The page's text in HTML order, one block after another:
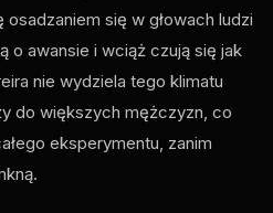
się w głowach ludzi
o awansie i wciąż czują się jak
nie wydziela tego klimatu
do większych mężczyzn, co
eksperymentu, zanim